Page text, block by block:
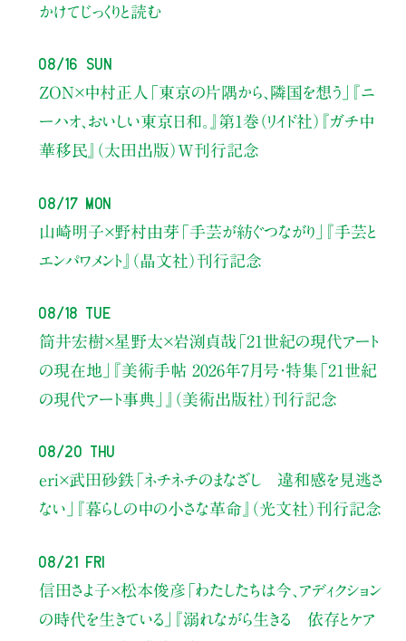
かけてじっくりと読む
08/16 Sun
ZON×中村正人 「東京の片隅から、隣国を想う」
『ニ
ーハオ、おいしい東京日和。』第1巻（リイド社） 『ガチ中
華移民』（太田出版）W刊行記念
08/17 Mon
山崎明子×野村由芽 「手芸が紡ぐつながり」
『手芸と
エンパワメント』（晶文社）刊行記念
08/18 Tue
筒井宏樹×星野太×岩渕貞哉 「21世紀の現代アート
の現在地」
『美術手帖 2026年7月号・特集「21世紀
の現代アート事典」』（美術出版社）刊行記念
08/20 Thu
eri×武田砂鉄「ネチネチのまなざし 違和感を見逃さ
ない」
『暮らしの中の小さな革命』（光文社）刊行記念
08/21 Fri
信田さよ子×松本俊彦 「わたしたちは今、アディクション
の時代を生きている」
『溺れながら生きる 依存とケア